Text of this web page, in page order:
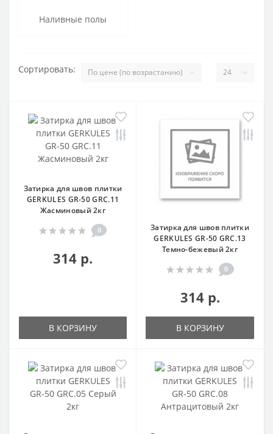
Наливные полы
Сортировать:
Затирка для швов плитки
GERKULES GR-50 GRC.11
Жасминовый 2кг
0
314 р.
В КОРЗИНУ
Затирка для швов плитки
GERKULES GR-50 GRC.13
Темно-бежевый 2кг
0
314 р.
В КОРЗИНУ